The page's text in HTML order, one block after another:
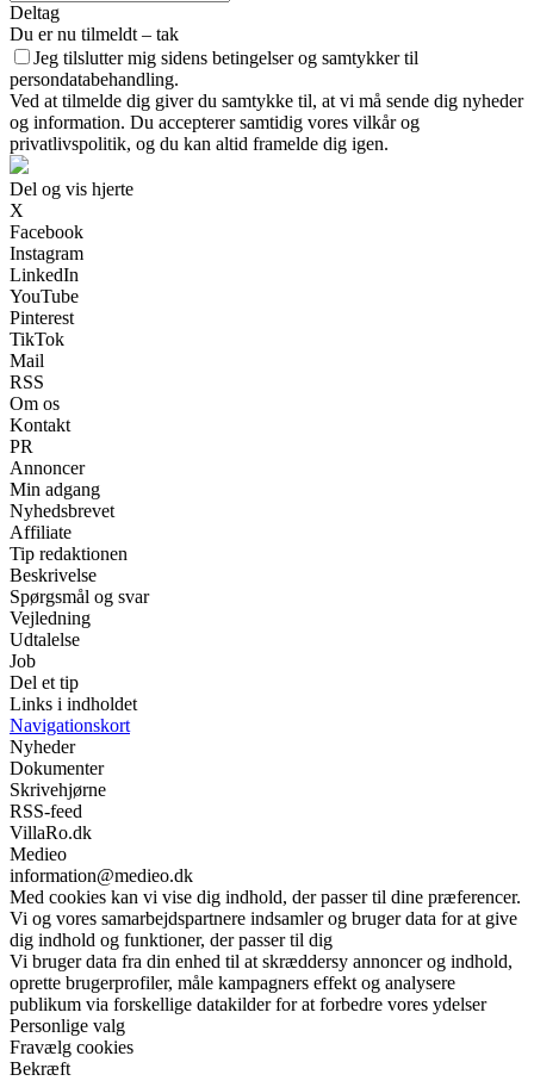
Deltag
Du er nu tilmeldt – tak
Jeg tilslutter mig sidens betingelser og samtykker til
persondatabehandling.
Ved at tilmelde dig giver du samtykke til, at vi må sende dig nyheder
og information. Du accepterer samtidig vores vilkår og
privatlivspolitik, og du kan altid framelde dig igen.
Del og vis hjerte
X
Facebook
Instagram
LinkedIn
YouTube
Pinterest
TikTok
Mail
RSS
Om os
Kontakt
PR
Annoncer
Min adgang
Nyhedsbrevet
Affiliate
Tip redaktionen
Beskrivelse
Spørgsmål og svar
Vejledning
Udtalelse
Job
Del et tip
Links i indholdet
Navigationskort
Nyheder
Dokumenter
Skrivehjørne
RSS-feed
VillaRo.dk
Medieo
information@medieo.dk
Med cookies kan vi vise dig indhold, der passer til dine præferencer.
Vi og vores samarbejdspartnere indsamler og bruger data for at give
dig indhold og funktioner, der passer til dig
Vi bruger data fra din enhed til at skræddersy annoncer og indhold,
oprette brugerprofiler, måle kampagners effekt og analysere
publikum via forskellige datakilder for at forbedre vores ydelser
Personlige valg
Fravælg cookies
Bekræft